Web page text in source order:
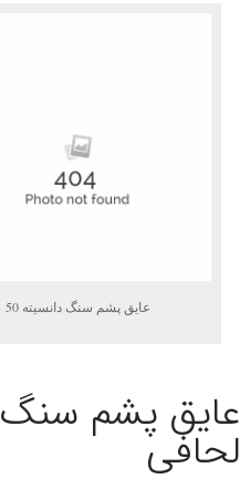
عایق پشم سنگ دانسیته 50
عایق پشم سنگ
لحافی